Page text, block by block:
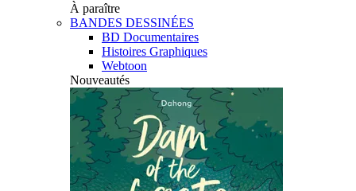
À paraître
BANDES DESSINÉES
BD Documentaires
Histoires Graphiques
Webtoon
Nouveautés